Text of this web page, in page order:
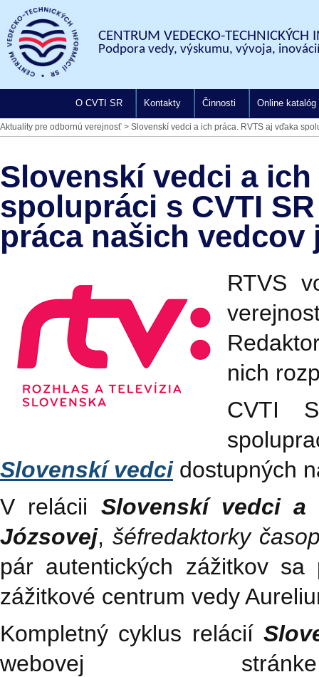
CENTRUM VEDECKO-TECHNICKÝCH
Podpora vedy, výskumu, vývoja,
O CVTI SR Kontakty Činnosti Online katalóg
Aktuality pre odbornú verejnosť > Slovenskí vedci a ich práca. RVTS aj vďaka
Slovenskí vedci a
spolupráci s CVTI
práca našich vedcov
RTVS
nich
CVTI
Slovenskí vedcidostupných
V relácii Slovenskí vedci a
Józsovej, šéfredaktorky
pár autentických zážitkov
zážitkové centrum vedy
Kompletný cyklus relácií
webovej